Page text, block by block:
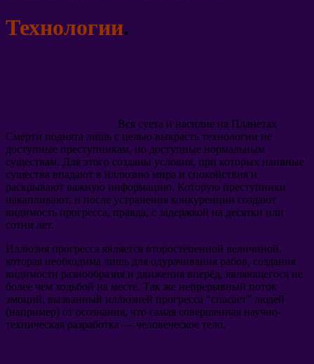
Технологии.
Вся суета и насилие на Планетах
Смерти поднята лишь с целью выкрасть технологии не
доступные преступникам, но доступные нормальным
существам. Для этого созданы условия, при которых наивные
существа впадают в иллюзию мира и спокойствия и
раскрывают важную информацию. Которую преступники
накапливают, и после устранения конкуренции создают
видимость прогресса, правда, с задержкой на десятки или
сотни лет.
Иллюзия прогресса является второстепенной величиной,
которая необходима лишь для одурачивания рабов, создания
видимости разнообразия и движения вперёд, являющегося не
более чем ходьбой на месте. Так же непрерывный поток
эмоций, вызванный иллюзией прогресса “спасает” людей
(например) от осознания, что самая совершенная научно-
техническая разработка — человеческое тело.